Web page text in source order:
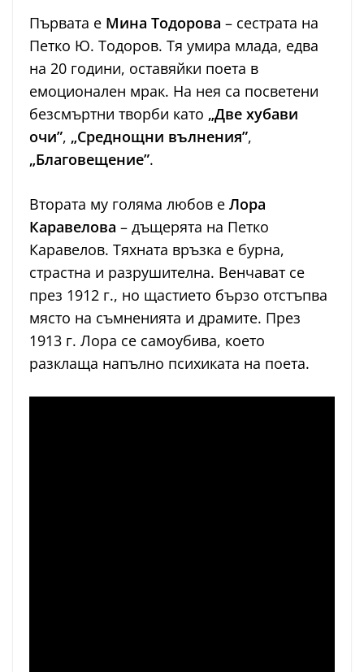
Първата е Мина Тодорова – сестрата на
Петко Ю. Тодоров. Тя умира млада, едва
на 20 години, оставяйки поета в
емоционален мрак. На нея са посветени
безсмъртни творби като „Две хубави
очи”, „Среднощни вълнения”,
„Благовещение”.
Втората му голяма любов е Лора
Каравелова – дъщерята на Петко
Каравелов. Тяхната връзка е бурна,
страстна и разрушителна. Венчават се
през 1912 г., но щастието бързо отстъпва
място на съмненията и драмите. През
1913 г. Лора се самоубива, което
разклаща напълно психиката на поета.